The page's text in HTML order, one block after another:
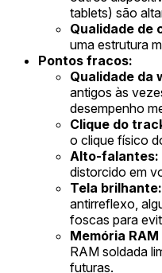
tablets) são
Qualidade de
uma estrutura
Pontos fracos:
Qualidade da
antigos às
desempenho
Clique do
o clique físico
Alto-falantes:
distorcido em
Tela brilhante:
antirreflexo,
foscas para
Memória
RAM soldada
futuras.